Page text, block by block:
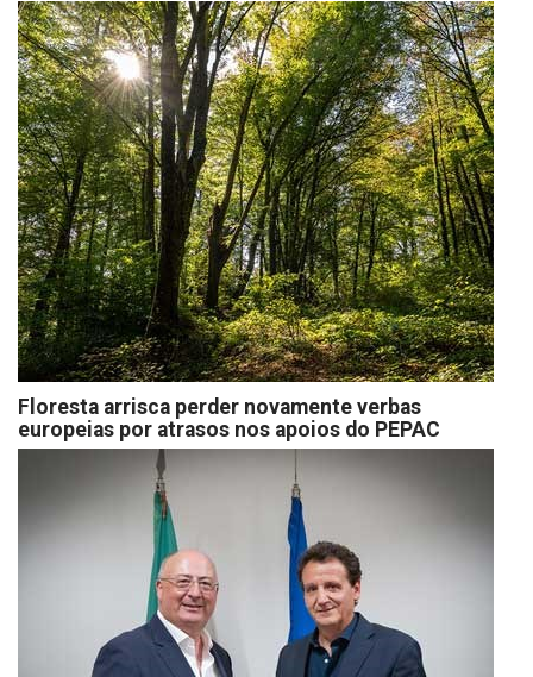
Floresta arrisca perder novamente verbas
europeias por atrasos nos apoios do PEPAC